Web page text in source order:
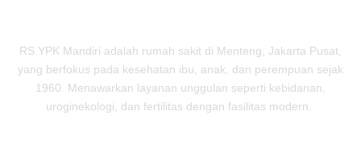
RS YPK Mandiri adalah rumah sakit di Menteng, Jakarta Pusat,
yang berfokus pada kesehatan ibu, anak, dan perempuan sejak
1960. Menawarkan layanan unggulan seperti kebidanan,
uroginekologi, dan fertilitas dengan fasilitas modern.